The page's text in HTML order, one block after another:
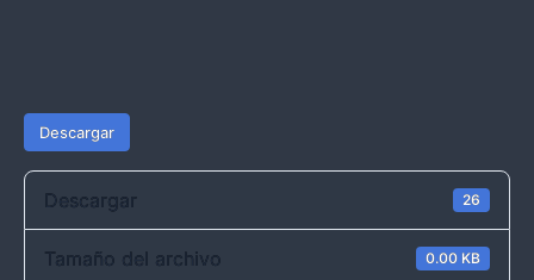
Descargar
Descargar 26
Tamaño del archivo 0.00 KB